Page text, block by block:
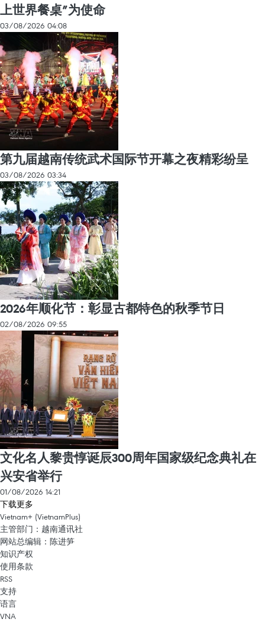
上世界餐桌”为使命
03/08/2026 04:08
第九届越南传统武术国际节开幕之夜精彩纷呈
03/08/2026 03:34
2026年顺化节：彰显古都特色的秋季节日
02/08/2026 09:55
文化名人黎贵惇诞辰300周年国家级纪念典礼在
兴安省举行
01/08/2026 14:21
下载更多
Vietnam+ (VietnamPlus)
主管部门：越南通讯社
网站总编辑：陈进笋
知识产权
使用条款
RSS
支持
语言
VNA